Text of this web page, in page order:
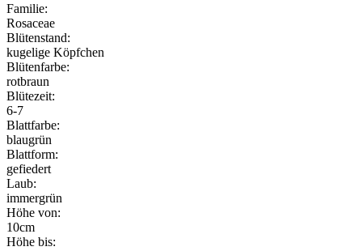
Familie:
Rosaceae
Blütenstand:
kugelige Köpfchen
Blütenfarbe:
rotbraun
Blütezeit:
6-7
Blattfarbe:
blaugrün
Blattform:
gefiedert
Laub:
immergrün
Höhe von:
10cm
Höhe bis: